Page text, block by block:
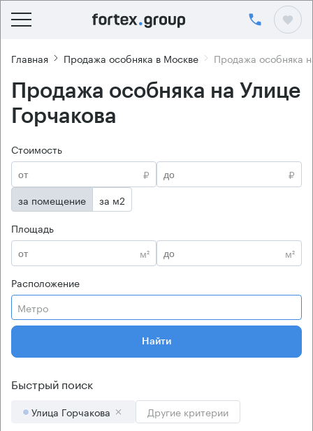
Главная Продажа особняка в Москве Продажа особняка
Продажа особняка на Улице
Горчакова
Стоимость
₽
₽
за помещение
за м2
Площадь
м²
м²
Расположение
Метро
Найти
Быстрый поиск
Улица Горчакова Другие критерии